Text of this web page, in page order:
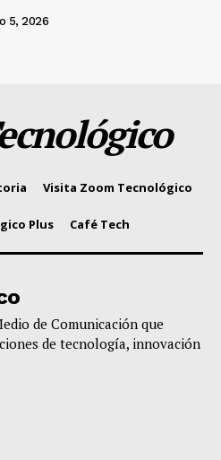
5, 2026
Visita Zoom Tecnológico
Plus Café Tech
de Comunicación que
de tecnología, innovación